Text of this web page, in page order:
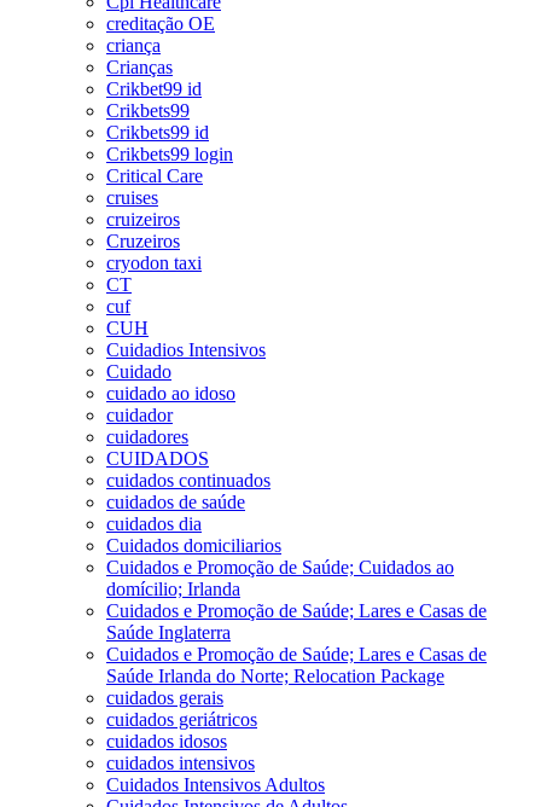
creditação OE
criança
Crianças
Crikbet99 id
Crikbets99
Crikbets99 id
Crikbets99 login
Critical Care
cruises
cruizeiros
Cruzeiros
cryodon taxi
CT
cuf
CUH
Cuidadios Intensivos
Cuidado
cuidado ao idoso
cuidador
cuidadores
CUIDADOS
cuidados continuados
cuidados de saúde
cuidados dia
Cuidados domiciliarios
Cuidados e Promoção de Saúde; Cuidados ao
domícilio; Irlanda
Cuidados e Promoção de Saúde; Lares e Casas de
Saúde Inglaterra
Cuidados e Promoção de Saúde; Lares e Casas de
Saúde Irlanda do Norte; Relocation Package
cuidados gerais
cuidados geriátricos
cuidados idosos
cuidados intensivos
Cuidados Intensivos Adultos